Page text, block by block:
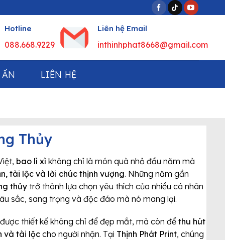
Hotline
088.668.9229
Liên hệ Email
inthinhphat8668@gmail.com
LIÊN HỆ
Thủy
bao lì xì không chỉ là món quà nhỏ đầu năm mà
tài lộc và lời chúc thịnh vượng. Những năm gần
thủy trở thành lựa chọn yêu thích của nhiều cá nhân
sắc, sang trọng và độc đáo mà nó mang lại.
được thiết kế không chỉ để đẹp mắt, mà còn để thu hút
và tài lộccho người nhận. Tại Thịnh Phát Print, chúng